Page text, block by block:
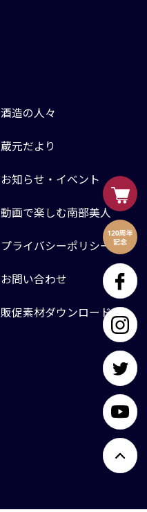
酒造の人々
蔵元だより
お知らせ・イベント
動画で楽しむ南部美人
プライバシーポリシー
お問い合わせ
販促素材ダウンロード